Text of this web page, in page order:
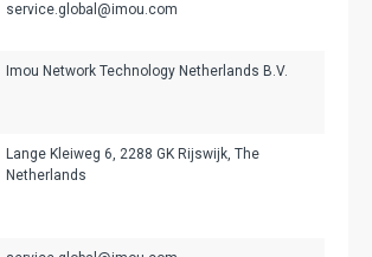
service.global@imou.com
Imou Network Technology Netherlands B.V.
Lange Kleiweg 6, 2288 GK Rijswijk, The
Netherlands